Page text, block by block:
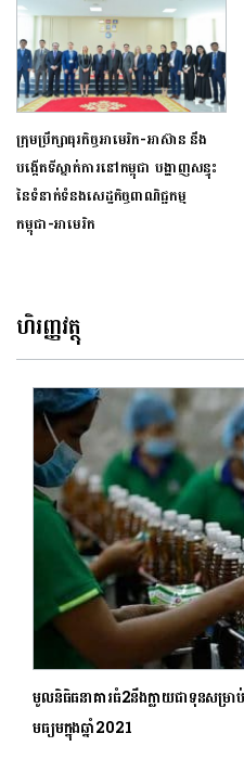
ក្រុមប្រឹក្សាធុរកិច្ចអាមេរិក-អាស៊ាន នឹង
បង្កើតទីស្នាក់ការនៅកម្ពុជា បង្ហាញសន្ទុះ
នៃទំនាក់ទំនងសេដ្ឋកិច្ចពាណិជ្ជកម្ម
កម្ពុជា-អាមេរិក
ហិរញ្ញវត្ថុ
មូលនិធិធនាគារធំ2នឹងក្លាយជាទុនសម្រ
មធ្យមក្នុងឆ្នាំ2021